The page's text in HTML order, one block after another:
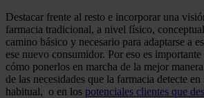
Destacar frente al resto e incorporar una
farmacia tradicional, a nivel físico,
camino básico y necesario para adaptarse a
ese nuevo consumidor. Por eso es
cómo ponerlos en marcha de la mejor
de las necesidades que la farmacia detecte
habitual, o en los potenciales clientes que